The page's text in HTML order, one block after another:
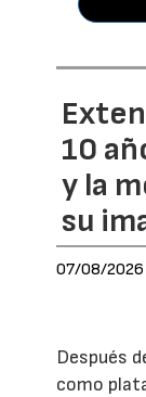
10
y la
su
07/08/2026
Después
como